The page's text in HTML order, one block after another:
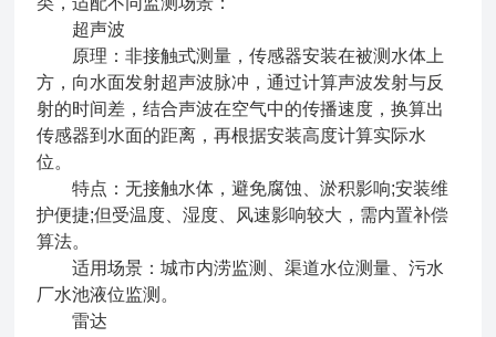
超声波
原理：非接触式测量，传感器安装在被测水体上
方，向水面发射超声波脉冲，通过计算声波发射与反
射的时间差，结合声波在空气中的传播速度，换算出
传感器到水面的距离，再根据安装高度计算实际水
位。
特点：无接触水体，避免腐蚀、淤积影响;安装维
护便捷;但受温度、湿度、风速影响较大，需内置补偿
算法。
适用场景：城市内涝监测、渠道水位测量、污水
厂水池液位监测。
雷达